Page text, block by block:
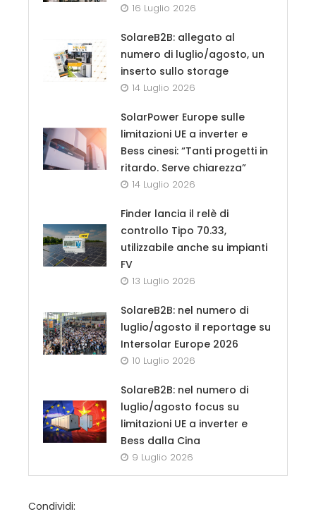
16 Luglio 2026
SolareB2B: allegato al
numero di luglio/agosto, un
inserto sullo storage
14 Luglio 2026
SolarPower Europe sulle
limitazioni UE a inverter e
Bess cinesi: “Tanti progetti in
ritardo. Serve chiarezza”
14 Luglio 2026
Finder lancia il relè di
controllo Tipo 70.33,
utilizzabile anche su impianti
FV
13 Luglio 2026
SolareB2B: nel numero di
luglio/agosto il reportage su
Intersolar Europe 2026
10 Luglio 2026
SolareB2B: nel numero di
luglio/agosto focus su
limitazioni UE a inverter e
Bess dalla Cina
9 Luglio 2026
Condividi: